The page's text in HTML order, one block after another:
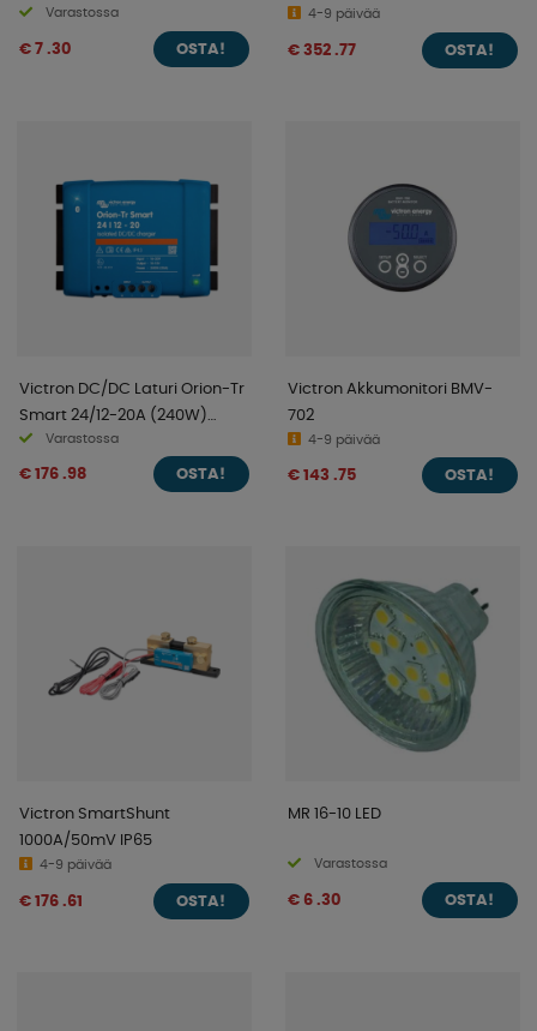
Varastossa
€ 7 .30 OSTA!
4-9 päivää
€ 352 .77 OSTA!
Victron DC/DC Laturi Orion-Tr
Smart 24/12-20A (240W)
eristetty
Varastossa
€ 176 .98 OSTA!
Victron Akkumonitori BMV-
702
4-9 päivää
€ 143 .75 OSTA!
Victron SmartShunt
1000A/50mV IP65
4-9 päivää
€ 176 .61 OSTA!
MR 16-10 LED
Varastossa
€ 6 .30 OSTA!